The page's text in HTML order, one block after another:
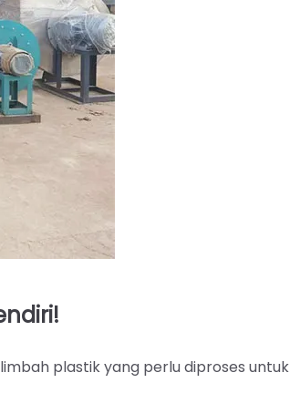
plastik yang perlu diproses untuk